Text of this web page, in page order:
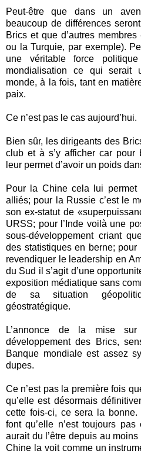
Peut-être que dans un
beaucoup de différences
Brics et que d’autres
ou la Turquie, par exemple).
une véritable force
mondialisation ce qui serait
monde, à la fois, tant en
paix.
Ce n’est pas le cas aujourd’hui.
Bien sûr, les dirigeants des
club et à s’y afficher car pour
leur permet d’avoir un poids
Pour la Chine cela lui permet
alliés; pour la Russie c’est le
son ex-statut de
URSS; pour l’Inde voilà une
sous-développement criant
des statistiques en berne;
revendiquer le leadership en
du Sud il s’agit d’une
exposition médiatique sans
de sa situation
géostratégique.
L’annonce de la mise
développement des Brics,
Banque mondiale est assez
dupes.
Ce n’est pas la première fois
qu’elle est désormais
cette fois-ci, ce sera la
font qu’elle n’est toujours
aurait du l’être depuis au
Chine la voit comme un